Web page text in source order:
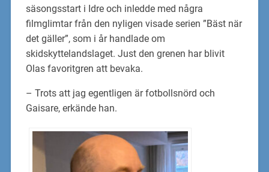
säsongsstart i Idre och inledde med några
filmglimtar från den nyligen visade serien ”Bäst när
det gäller”, som i år handlade om
skidskyttelandslaget. Just den grenen har blivit
Olas favoritgren att bevaka.
– Trots att jag egentligen är fotbollsnörd och
Gaisare, erkände han.